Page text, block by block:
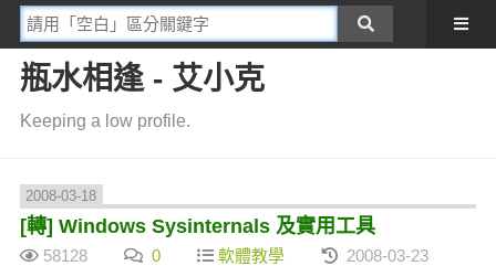
瓶水相逢 - 艾小克
Keeping a low profile.
2008-03-18
[轉] Windows Sysinternals 及實用工具
58128 0 軟體教學 2008-03-23